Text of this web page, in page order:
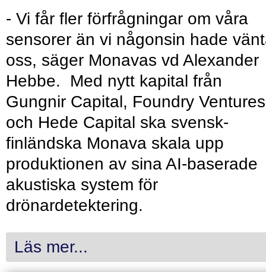
- Vi får fler förfrågningar om våra
sensorer än vi någonsin hade
oss, säger Monavas vd Alexander
Hebbe. Med nytt kapital från
Gungnir Capital, Foundry Ventures
och Hede Capital ska svensk-
finländska Monava skala upp
produktionen av sina AI-baserade
akustiska system för
drönardetektering.
Läs mer...